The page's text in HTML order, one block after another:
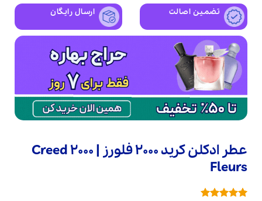
تضمین اصالت ارسال رایگان
عطر ادکلن کرید 2000 فلورز | Creed 2000
Fleurs